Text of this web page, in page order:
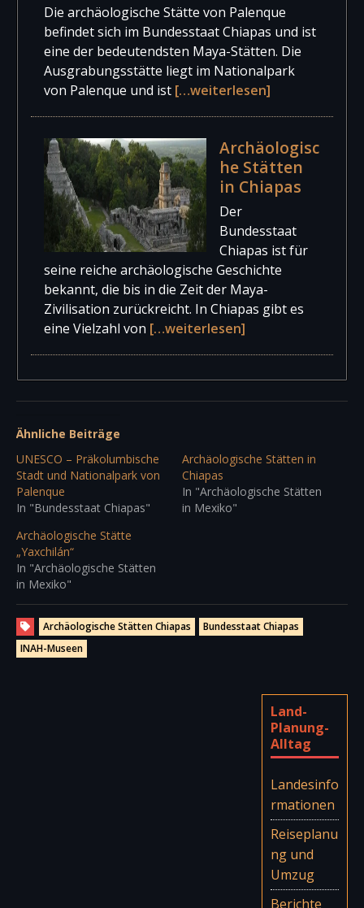
Die archäologische Stätte von Palenque
befindet sich im Bundesstaat Chiapas und ist
eine der bedeutendsten Maya-Stätten. Die
Ausgrabungsstätte liegt im Nationalpark
von Palenque und ist […weiterlesen]
Archäologisc
he Stätten
in Chiapas
Der
Bundesstaat
Chiapas ist für
seine reiche archäologische Geschichte
bekannt, die bis in die Zeit der Maya-
Zivilisation zurückreicht. In Chiapas gibt es
eine Vielzahl von […weiterlesen]
Ähnliche Beiträge
UNESCO – Präkolumbische
Stadt und Nationalpark von
Palenque
In "Bundesstaat Chiapas"
Archäologische Stätten in
Chiapas
In "Archäologische Stätten
in Mexiko"
Archäologische Stätte
„Yaxchilán“
In "Archäologische Stätten
in Mexiko"
Archäologische Stätten Chiapas
Bundesstaat Chiapas
INAH-Museen
Land-
Planung-
Alltag
Landesinfo
rmationen
Reiseplanu
ng und
Umzug
Berichte